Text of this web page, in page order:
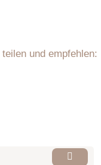
teilen und empfehlen: